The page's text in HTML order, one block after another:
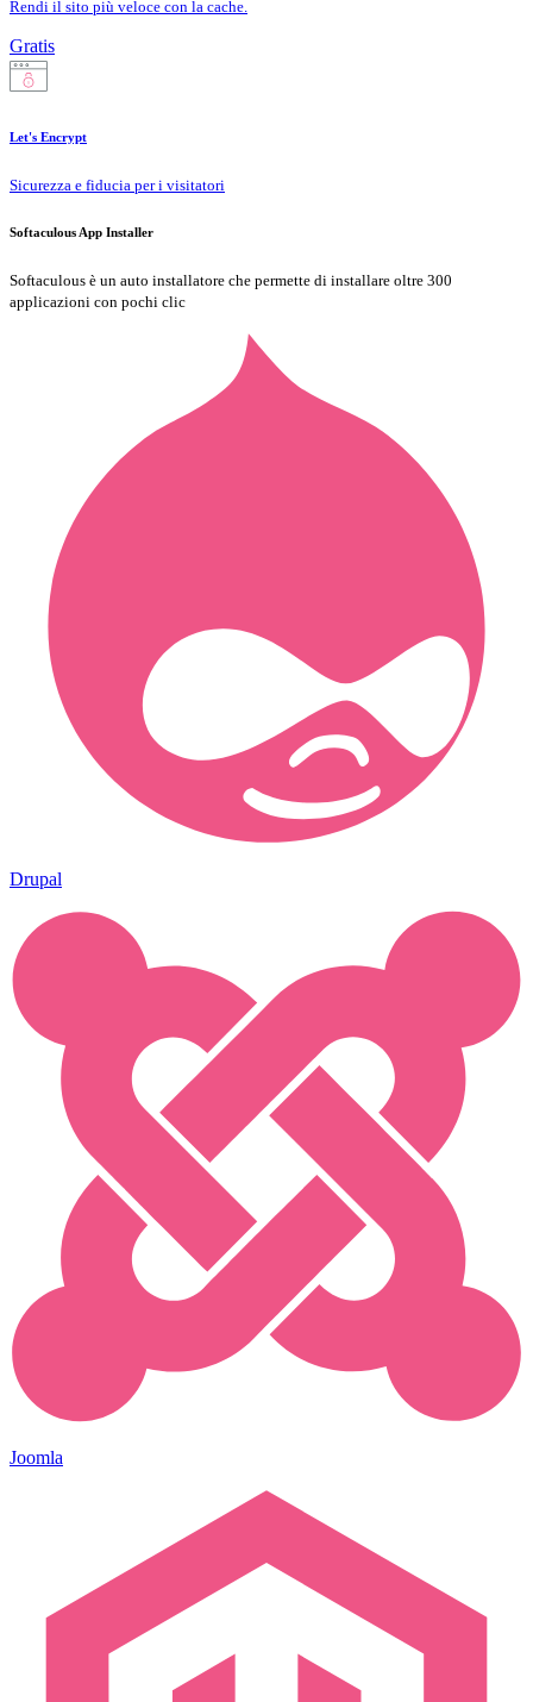
Rendi il sito più veloce con la cache.
Gratis
Let's Encrypt
Sicurezza e fiducia per i visitatori
Softaculous App Installer
Softaculous è un auto installatore che permette di installare oltre 300
applicazioni con pochi clic
Drupal
Joomla